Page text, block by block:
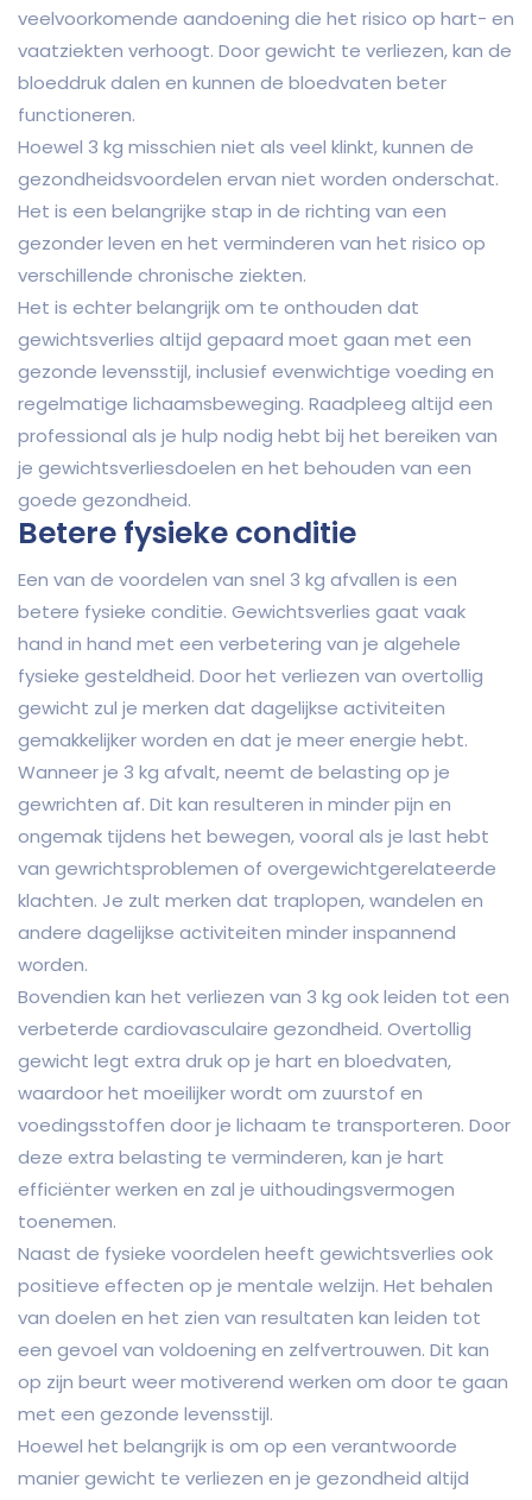
veelvoorkomende aandoening die het risico op hart- en
vaatziekten verhoogt. Door gewicht te verliezen, kan de
bloeddruk dalen en kunnen de bloedvaten beter
functioneren.
Hoewel 3 kg misschien niet als veel klinkt, kunnen de
gezondheidsvoordelen ervan niet worden onderschat.
Het is een belangrijke stap in de richting van een
gezonder leven en het verminderen van het risico op
verschillende chronische ziekten.
Het is echter belangrijk om te onthouden dat
gewichtsverlies altijd gepaard moet gaan met een
gezonde levensstijl, inclusief evenwichtige voeding en
regelmatige lichaamsbeweging. Raadpleeg altijd een
professional als je hulp nodig hebt bij het bereiken van
je gewichtsverliesdoelen en het behouden van een
goede gezondheid.
Betere fysieke conditie
Een van de voordelen van snel 3 kg afvallen is een
betere fysieke conditie. Gewichtsverlies gaat vaak
hand in hand met een verbetering van je algehele
fysieke gesteldheid. Door het verliezen van overtollig
gewicht zul je merken dat dagelijkse activiteiten
gemakkelijker worden en dat je meer energie hebt.
Wanneer je 3 kg afvalt, neemt de belasting op je
gewrichten af. Dit kan resulteren in minder pijn en
ongemak tijdens het bewegen, vooral als je last hebt
van gewrichtsproblemen of overgewichtgerelateerde
klachten. Je zult merken dat traplopen, wandelen en
andere dagelijkse activiteiten minder inspannend
worden.
Bovendien kan het verliezen van 3 kg ook leiden tot een
verbeterde cardiovasculaire gezondheid. Overtollig
gewicht legt extra druk op je hart en bloedvaten,
waardoor het moeilijker wordt om zuurstof en
voedingsstoffen door je lichaam te transporteren. Door
deze extra belasting te verminderen, kan je hart
efficiënter werken en zal je uithoudingsvermogen
toenemen.
Naast de fysieke voordelen heeft gewichtsverlies ook
positieve effecten op je mentale welzijn. Het behalen
van doelen en het zien van resultaten kan leiden tot
een gevoel van voldoening en zelfvertrouwen. Dit kan
op zijn beurt weer motiverend werken om door te gaan
met een gezonde levensstijl.
Hoewel het belangrijk is om op een verantwoorde
manier gewicht te verliezen en je gezondheid altijd